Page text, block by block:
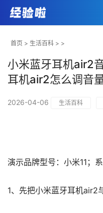
首页 > 生活百科 > >
小米蓝牙耳机air2
耳机air2怎么调音
2026-04-06 生活百科
演示品牌型号：小米11；
1、先把小米蓝牙耳机air2